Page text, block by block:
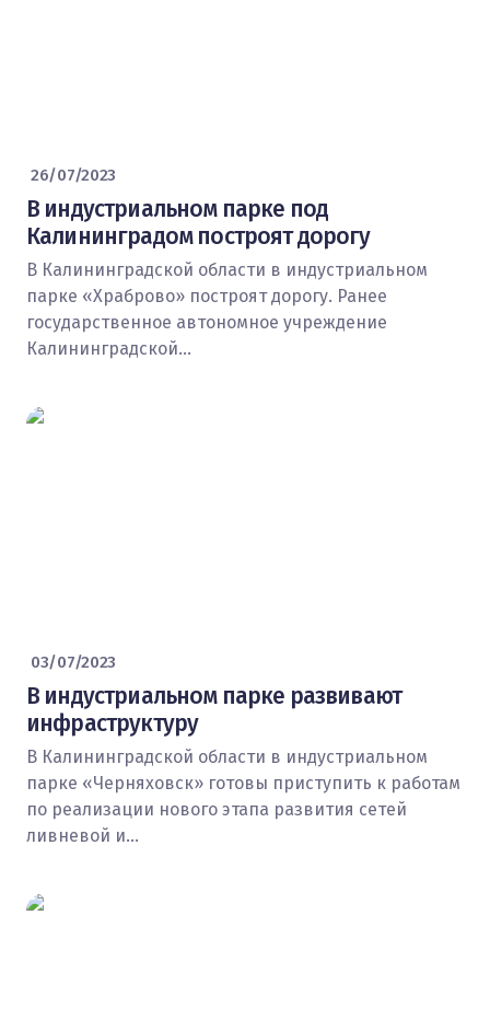
26/07/2023
В индустриальном парке под
Калининградом построят дорогу
В Калининградской области в индустриальном
парке «Храброво» построят дорогу. Ранее
государственное автономное учреждение
Калининградской…
03/07/2023
В индустриальном парке развивают
инфраструктуру
В Калининградской области в индустриальном
парке «Черняховск» готовы приступить к работам
по реализации нового этапа развития сетей
ливневой и…